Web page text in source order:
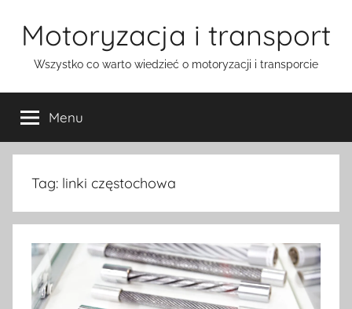
Motoryzacja i transport
Wszystko co warto wiedzieć o motoryzacji i transporcie
Menu
Tag: linki częstochowa